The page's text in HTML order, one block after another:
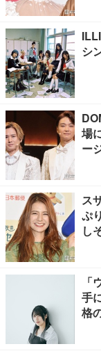
シ
場
ー
ス
ぷ
し
手
格